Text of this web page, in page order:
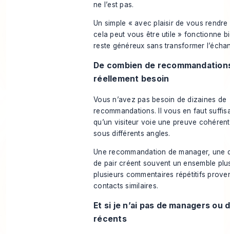
ne l’est pas.
Un simple « avec plaisir de vous rendre
cela peut vous être utile » fonctionne
reste généreux sans transformer
De combien de
réellement besoin
Vous n’avez pas besoin de dizaines de
recommandations. Il vous en faut
qu’un visiteur voie une preuve
sous différents angles.
Une recommandation de manager, une
de pair créent souvent un ensemble
plusieurs commentaires répétitifs
contacts similaires.
Et si je n’ai pas de managers ou
récents